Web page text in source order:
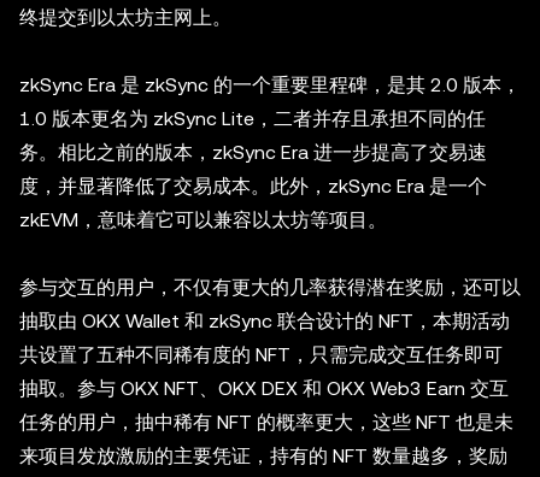
终提交到以太坊主网上。
zkSync Era 是 zkSync 的一个重要里程碑，是其 2.0 版本，
1.0 版本更名为 zkSync Lite，二者并存且承担不同的任
务。相比之前的版本，zkSync Era 进一步提高了交易速
度，并显著降低了交易成本。此外，zkSync Era 是一个
zkEVM，意味着它可以兼容以太坊等项目。
参与交互的用户，不仅有更大的几率获得潜在奖励，还可以
抽取由 OKX Wallet 和 zkSync 联合设计的 NFT，本期活动
共设置了五种不同稀有度的 NFT，只需完成交互任务即可
抽取。参与 OKX NFT、OKX DEX 和 OKX Web3 Earn 交互
任务的用户，抽中稀有 NFT 的概率更大，这些 NFT 也是未
来项目发放激励的主要凭证，持有的 NFT 数量越多，奖励